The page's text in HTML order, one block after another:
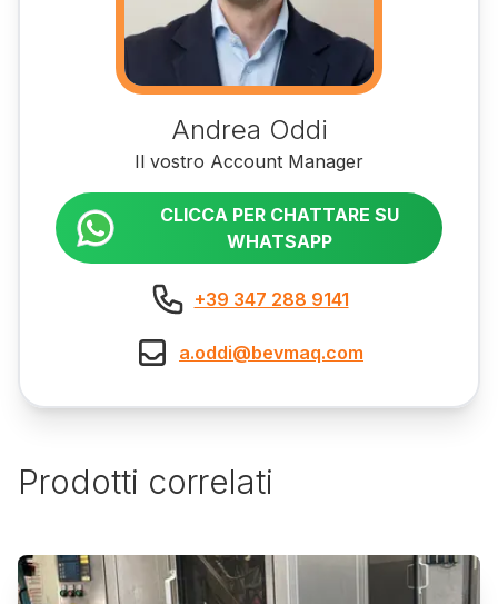
Andrea Oddi
Il vostro Account Manager
CLICCA PER CHATTARE SU
WHATSAPP
+39 347 288 9141
a.oddi@bevmaq.com
Prodotti correlati